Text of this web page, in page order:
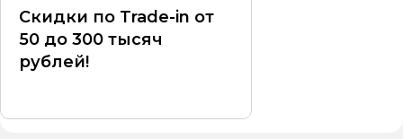
Скидки по Trade-in от
50 до 300 тысяч
рублей!